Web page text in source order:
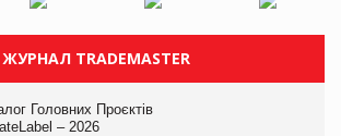
ЖУРНАЛ TRADEMASTER
Головних Проєктів
– 2026